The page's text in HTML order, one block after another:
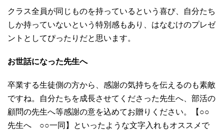
クラス全員が同じものを持っているという喜び、自分たち
しか持っていないという特別感もあり、はなむけのプレゼ
ントとしてぴったりだと思います。
お世話になった先生へ
卒業する生徒側の方から、感謝の気持ちを伝えるのも素敵
ですね。自分たちを成長させてくださった先生へ、部活の
顧問の先生へ等感謝の意を込めてお贈りください。【○○
先生へ ○○一同】といったような文字入れもオススメで